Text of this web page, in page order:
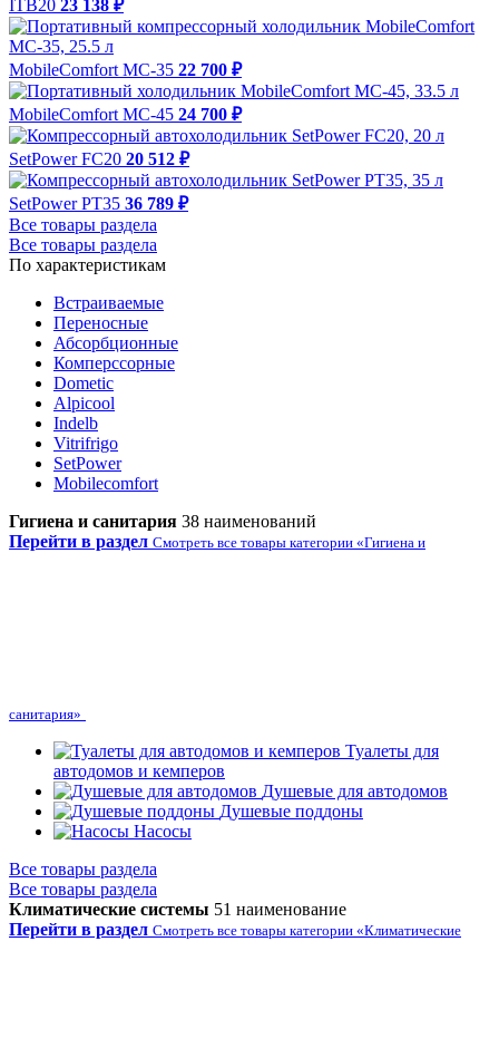
ITB20 23 138 ₽
MobileComfort MC-35 22 700 ₽
MobileComfort MC-45 24 700 ₽
SetPower FC20 20 512 ₽
SetPower PT35 36 789 ₽
Все товары раздела
Все товары раздела
По характеристикам
Встраиваемые
Переносные
Абсорбционные
Комперссорные
Dometic
Alpicool
Indelb
Vitrifrigo
SetPower
Mobilecomfort
Гигиена и санитария 38 наименований
Перейти в раздел Смотреть все товары категории «Гигиена и
санитария»
Туалеты для
автодомов и кемперов
Душевые для автодомов
Душевые поддоны
Насосы
Все товары раздела
Все товары раздела
Климатические системы 51 наименование
Перейти в раздел Смотреть все товары категории «Климатические